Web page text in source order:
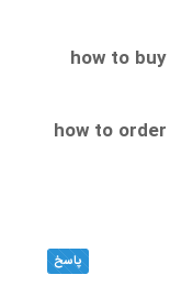
how to
how to
پاسخ